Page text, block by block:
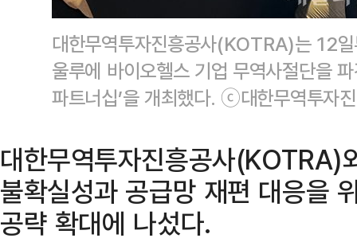
대한무역투자진흥공사(KOTRA)는 12
울루에 바이오헬스 기업 무역사절단을
파트너십’을 개최했다. ⓒ대한무역투자
대한무역투자진흥공사(KOTRA)
불확실성과 공급망 재편 대응을
공략 확대에 나섰다.